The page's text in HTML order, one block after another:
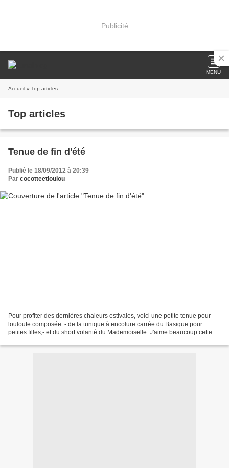
Publicité
MENU
Accueil » Top articles
Top articles
Tenue de fin d'été
Publié le 18/09/2012 à 20:39
Par cocotteetloulou
Pour profiter des dernières chaleurs estivales, voici une petite tenue pour
louloute composée :- de la tunique à encolure carrée du Basique pour
petites filles,- et du short volanté du Mademoiselle. J'aime beaucoup cette